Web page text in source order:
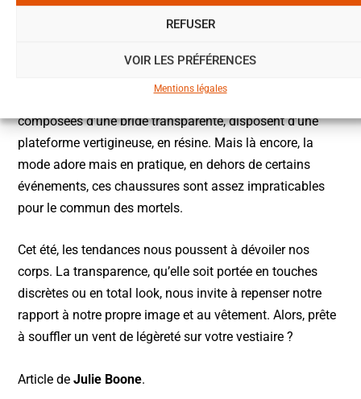
REFUSER
VOIR LES PRÉFÉRENCES
Mentions légales
remporté tous les suffrages. Cette saison,
ou encoreLouboutinne jurent que par le
chaussures de strip-teaseuse qui, en plus d’être souvent
composées d’une bride transparente, disposent d’une
plateforme vertigineuse, en résine. Mais là encore, la
mode adore mais en pratique, en dehors de certains
événements, ces chaussures sont assez impraticables
pour le commun des mortels.
Cet été, les tendances nous poussent à dévoiler nos
corps. La transparence, qu’elle soit portée en touches
discrètes ou en total look, nous invite à repenser notre
rapport à notre propre image et au vêtement. Alors, prête
à souffler un vent de légèreté sur votre vestiaire ?
Article deJulie Boone.